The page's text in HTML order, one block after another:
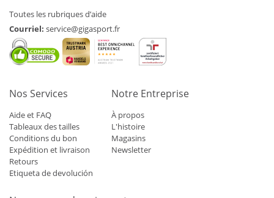
Toutes les rubriques d’aide
Courriel: service@gigasport.fr
Nos Services
Aide et FAQ
Tableaux des tailles
Conditions du bon
Expédition et livraison
Retours
Etiqueta de devolución
Notre Entreprise
À propos
L'histoire
Magasins
Newsletter